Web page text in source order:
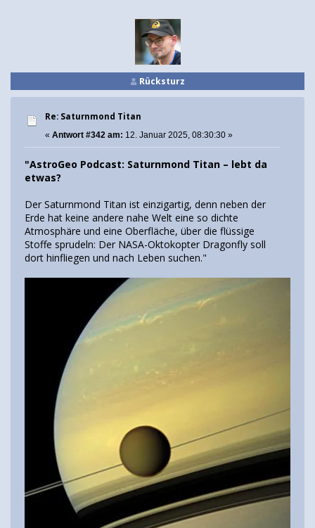
Rücksturz
Re: Saturnmond Titan
« Antwort #342 am: 12. Januar 2025, 08:30:30 »
"AstroGeo Podcast: Saturnmond Titan – lebt da
etwas?
Der Saturnmond Titan ist einzigartig, denn neben der
Erde hat keine andere nahe Welt eine so dichte
Atmosphäre und eine Oberfläche, über die flüssige
Stoffe sprudeln: Der NASA-Oktokopter Dragonfly soll
dort hinfliegen und nach Leben suchen."